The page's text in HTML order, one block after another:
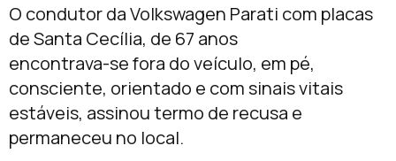
O condutor da Volkswagen Parati com placas
de Santa Cecília, de 67 anos
encontrava-se fora do veículo, em pé,
consciente, orientado e com sinais vitais
estáveis, assinou termo de recusa e
permaneceu no local.